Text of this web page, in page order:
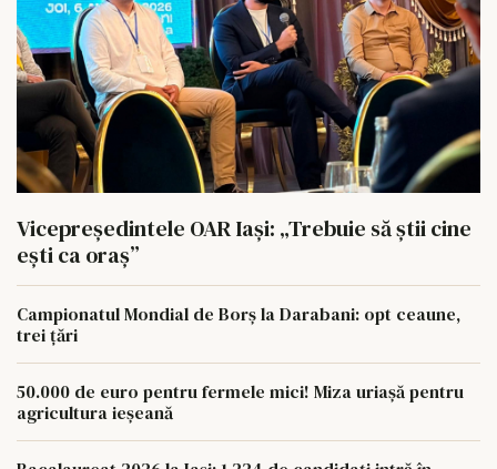
Vicepreședintele OAR Iași: „Trebuie să știi cine
ești ca oraș”
Campionatul Mondial de Borș la Darabani: opt ceaune,
trei țări
50.000 de euro pentru fermele mici! Miza uriașă pentru
agricultura ieșeană